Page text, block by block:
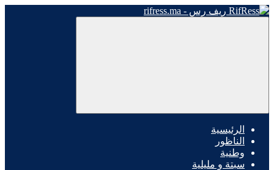
الرئيسية
الناظور
وطنية
سبتة و مليلية